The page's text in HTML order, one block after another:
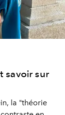
savoir sur
la "théorie